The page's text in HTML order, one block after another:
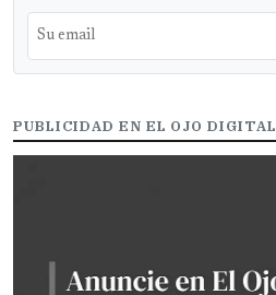
PUBLICIDAD EN EL OJO DIGITAL